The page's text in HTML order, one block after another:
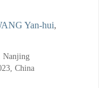
Yan-hui,
Nanjing
China